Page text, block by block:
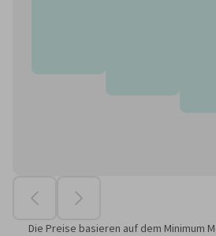
Die Preise basieren auf dem Minimum